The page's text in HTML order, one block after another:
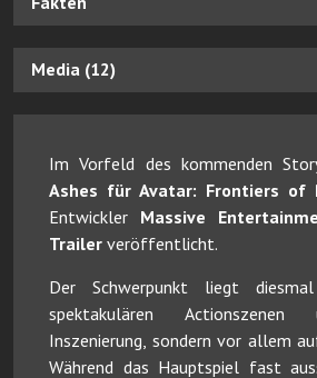
Media (12)
Im Vorfeld des kommenden
Ashes für Avatar: Frontiers of
Entwickler Massive
Trailer veröffentlicht.
Der Schwerpunkt liegt
spektakulären Actionszenen
Inszenierung, sondern vor allem
Während das Hauptspiel fast